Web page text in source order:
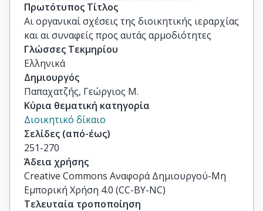
Πρωτότυπος Τίτλος
Αι οργανικαί σχέσεις της διοικητικής ιεραρχίας
και αι συναφείς προς αυτάς αρμοδιότητες
Γλώσσες Τεκμηρίου
Ελληνικά
Δημιουργός
Παπαχατζής, Γεώργιος Μ.
Κύρια θεματική κατηγορία
Διοικητικό δίκαιο
Σελίδες (από-έως)
251-270
Άδεια χρήσης
Creative Commons Αναφορά Δημιουργού-Μη
Εμπορική Χρήση 4.0 (CC-BY-NC)
Τελευταία τροποποίηση